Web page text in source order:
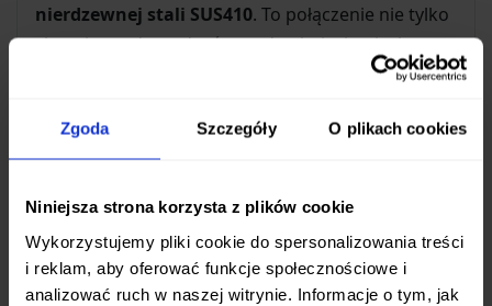
Zgoda Szczegóły O plikach cookies
Niniejsza strona korzysta z plików cookie
Wykorzystujemy pliki cookie do spersonalizowania treści
i reklam, aby oferować funkcje społecznościowe i
analizować ruch w naszej witrynie. Informacje o tym, jak
nierdzewnej stali SUS410. To połączenie nie tylko
chroni twardszy rdzeń przed pęknięciami, ale
także nadaje ostrzu pożądanej elastyczności, co
ogólną wytrzymałość. Charakterystyczna,
nieregularna linia widoczna na ostrzu to
rzemieślniczym wykonaniu i unikalnym
charakterze każdego egzemplarza.